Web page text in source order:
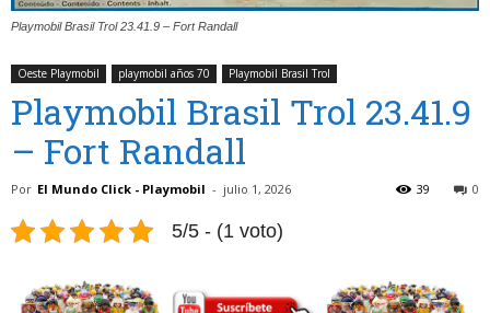
Playmobil Brasil Trol 23.41.9 – Fort Randall
Oeste Playmobil playmobil años 70 Playmobil Brasil Trol
Playmobil Brasil Trol 23.41.9
– Fort Randall
Por El Mundo Click - Playmobil - julio 1, 2026 0
39
5/5 - (1 voto)